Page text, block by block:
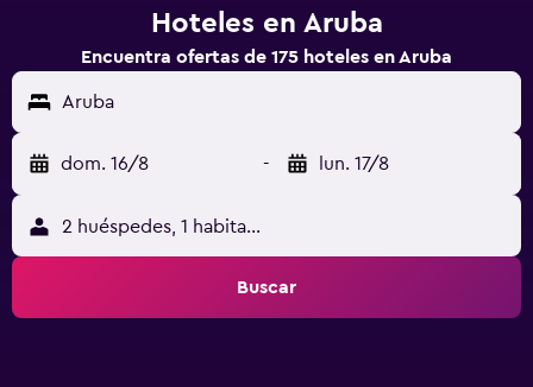
Hoteles en Aruba
Encuentra ofertas de 175 hoteles en Aruba
Aruba
dom. 16/8 - lun. 17/8
2 huéspedes, 1 habitación
Buscar